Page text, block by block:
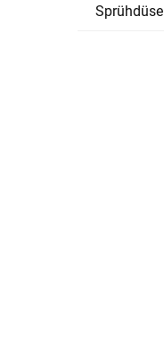
Sprühdüse